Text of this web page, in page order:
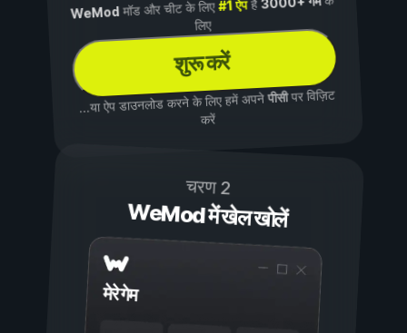
WeMod मॉड और चीट के लिए#1 ऐपहै
लिए
शुरू करें
...या ऐप डाउनलोड करने के लिए हमें अपनेपीसीपर विज़िट
करें
चरण 2
WeMod में खेल खोलें
मेरे गेम